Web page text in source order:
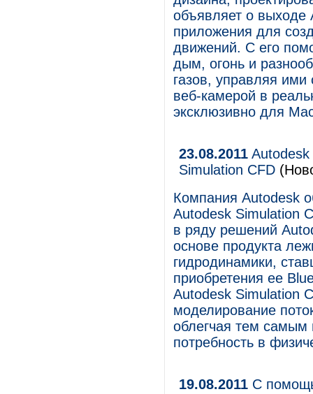
объявляет о выходе
приложения для
движений. С его
дым, огонь и
газов, управляя
веб-камерой в
эксклюзивно для
23.08.2011 Autodesk
Simulation CFD
Компания Autodesk
Autodesk Simulation
в ряду решений
основе продукта
гидродинамики,
приобретения ее
Autodesk Simulation
моделирование
облегчая тем самым
потребность в
19.08.2011 С